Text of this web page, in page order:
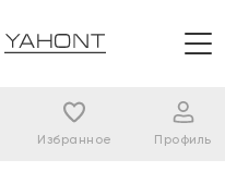
Избранное Профиль